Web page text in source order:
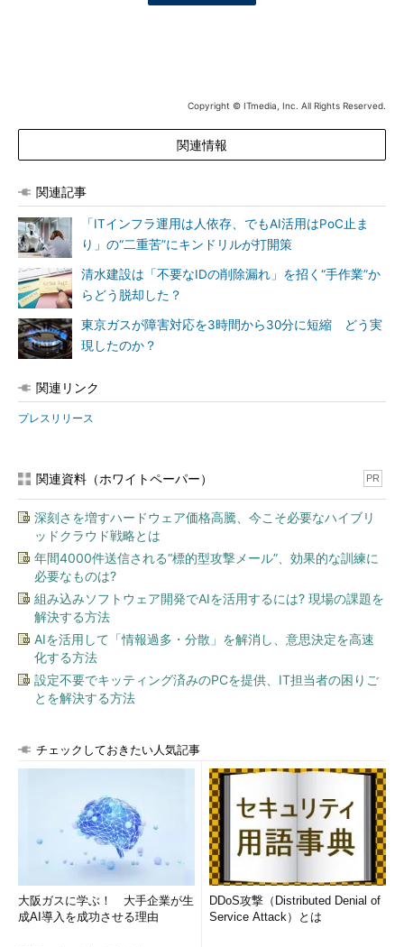
Copyright © ITmedia, Inc. All Rights Reserved.
関連情報
関連記事
「ITインフラ運用は人依存、でもAI活用はPoC止ま
り」の“二重苦”にキンドリルが打開策
清水建設は「不要なIDの削除漏れ」を招く“手作業”か
らどう脱却した？
東京ガスが障害対応を3時間から30分に短縮 どう実
現したのか？
関連リンク
プレスリリース
関連資料（ホワイトペーパー） PR
深刻さを増すハードウェア価格高騰、今こそ必要なハイブリ
ッドクラウド戦略とは
年間4000件送信される“標的型攻撃メール”、効果的な訓練に
必要なものは?
組み込みソフトウェア開発でAIを活用するには? 現場の課題を
解決する方法
AIを活用して「情報過多・分散」を解消し、意思決定を高速
化する方法
設定不要でキッティング済みのPCを提供、IT担当者の困りご
とを解決する方法
チェックしておきたい人気記事
大阪ガスに学ぶ！ 大手企業が生
成AI導入を成功させる理由
DDoS攻撃（Distributed Denial of
Service Attack）とは